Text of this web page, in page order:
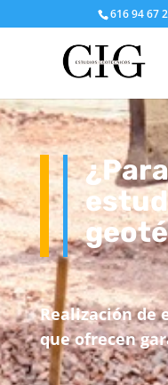
616 94 67
Realización de
que ofrecen